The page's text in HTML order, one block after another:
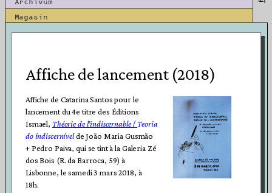
Archivum
Magasin
Affiche de lancement (2018)
Affiche de Catarina Santos pour le
lancement du 4e titre des Éditions
Ismael, Théorie de l’indiscernable/Teoria
do indiscernívelde João Maria Gusmão
+ Pedro Paiva, qui se tint à la Galeria Zé
dos Bois (R. da Barroca, 59) à
Lisbonne, le samedi 3 mars 2018, à
18h.